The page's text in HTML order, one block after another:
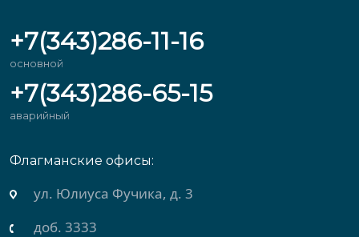
+7(343)286-11-16
основной
+7(343)286-65-15
аварийный
Флагманские офисы:
ул. Юлиуса Фучика, д. 3
доб. 3333